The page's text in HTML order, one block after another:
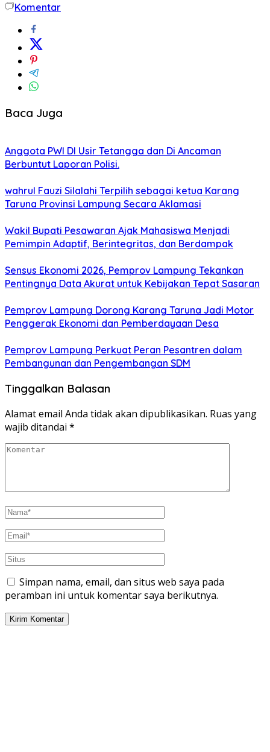
Komentar
Baca Juga
Anggota PWI DI Usir Tetangga dan Di Ancaman
Berbuntut Laporan Polisi.
wahrul Fauzi Silalahi Terpilih sebagai ketua Karang
Taruna Provinsi Lampung Secara Aklamasi
Wakil Bupati Pesawaran Ajak Mahasiswa Menjadi
Pemimpin Adaptif, Berintegritas, dan Berdampak
Sensus Ekonomi 2026, Pemprov Lampung Tekankan
Pentingnya Data Akurat untuk Kebijakan Tepat Sasaran
Pemprov Lampung Dorong Karang Taruna Jadi Motor
Penggerak Ekonomi dan Pemberdayaan Desa
Pemprov Lampung Perkuat Peran Pesantren dalam
Pembangunan dan Pengembangan SDM
Tinggalkan Balasan
Alamat email Anda tidak akan dipublikasikan. Ruas yang
wajib ditandai *
Simpan nama, email, dan situs web saya pada
peramban ini untuk komentar saya berikutnya.